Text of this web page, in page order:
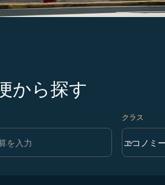
から探す
クラス
クラス
エコノミ
keyboard_arrow_down